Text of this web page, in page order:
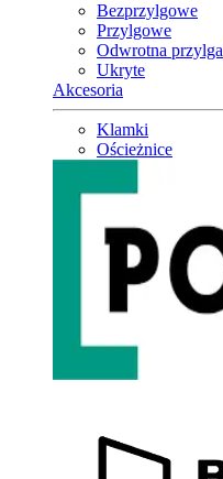
Bezprzylgowe
Przylgowe
Odwrotna przylga
Ukryte
Akcesoria
Klamki
Ościeżnice